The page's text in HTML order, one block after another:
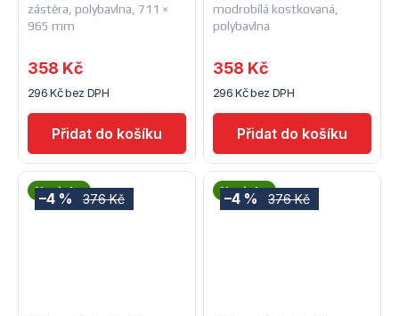
zástěra, polybavlna, 711 ×
965 mm
296 Kč bez DPH
358 Kč
modrobílá kostkovaná,
polybavlna
296 Kč bez DPH
358 Kč
Novinka
376 Kč
–4 % Novinka
376 Kč
–4 %